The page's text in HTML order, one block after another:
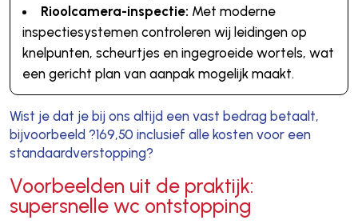
Rioolcamera-inspectie: Met moderne
inspectiesystemen controleren wij leidingen op
knelpunten, scheurtjes en ingegroeide wortels, wat
een gericht plan van aanpak mogelijk maakt.
Wist je dat je bij ons altijd een vast bedrag betaalt,
bijvoorbeeld ?169,50 inclusief alle kosten voor een
standaardverstopping?
Voorbeelden uit de praktijk:
supersnelle wc ontstopping